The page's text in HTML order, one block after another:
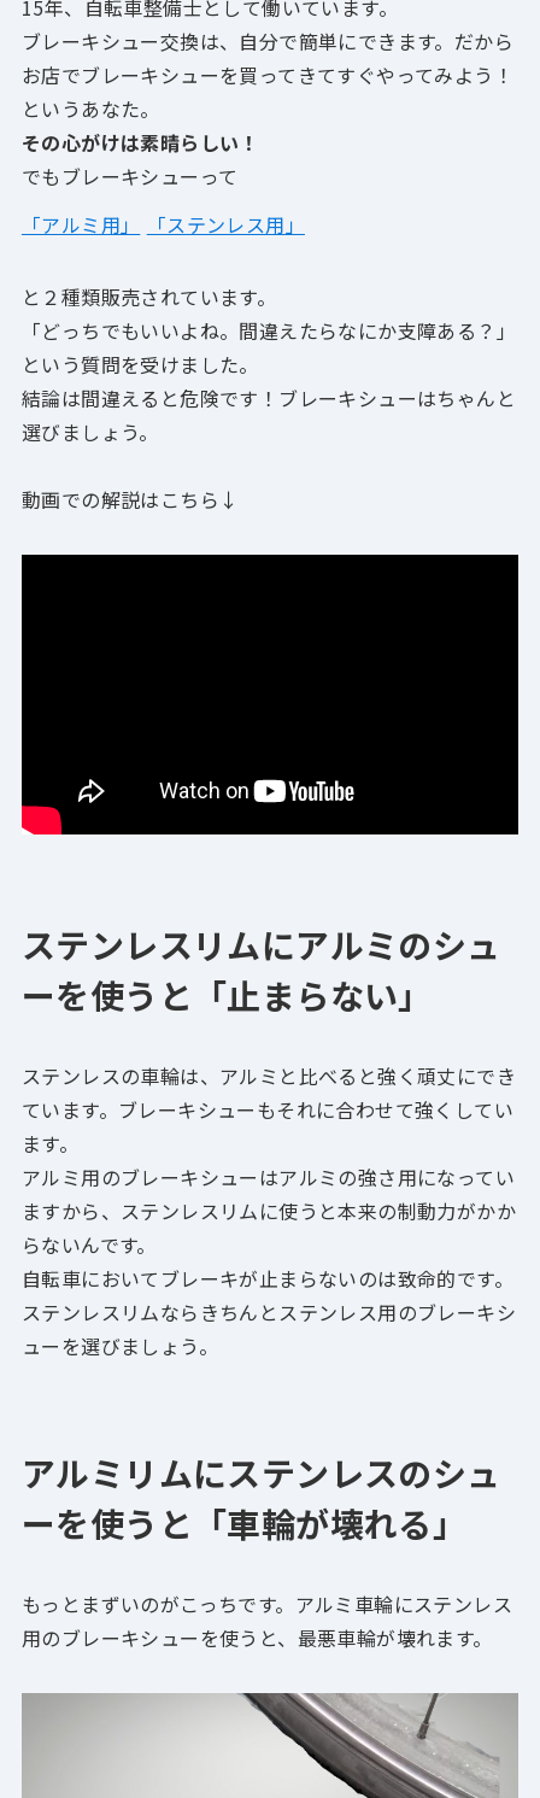
15年、自転車整備士として働いています。
ブレーキシュー交換は、自分で簡単にできます。だから
お店でブレーキシューを買ってきてすぐやってみよう！
というあなた。
その心がけは素晴らしい！
でもブレーキシューって
「アルミ用」
「ステンレス用」
と２種類販売されています。
「どっちでもいいよね。間違えたらなにか支障ある？」
という質問を受けました。
結論は間違えると危険です！ ブレーキシューはちゃんと
選びましょう。
動画での解説はこちら↓
ステンレスリムにアルミのシュ
ーを使うと「止まらない」
ステンレスの車輪は、アルミと比べると強く頑丈にでき
ています。ブレーキシューもそれに合わせて強くしてい
ます。
アルミ用のブレーキシューはアルミの強さ用になってい
ますから、ステンレスリムに使うと本来の制動力がかか
らないんです。
自転車においてブレーキが止まらないのは致命的です。
ステンレスリムならきちんとステンレス用のブレーキシ
ューを選びましょう。
アルミリムにステンレスのシュ
ーを使うと「車輪が壊れる」
もっとまずいのがこっちです。 アルミ車輪にステンレス
用のブレーキシューを使うと、最悪車輪が壊れます。